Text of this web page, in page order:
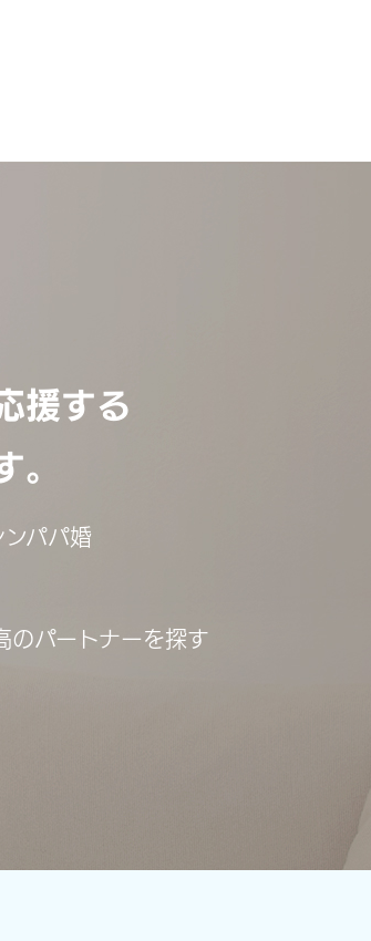
援する
。
パパ婚
のパートナーを探す